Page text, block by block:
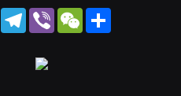
WhatsApp
Telegram
Viber WeChat